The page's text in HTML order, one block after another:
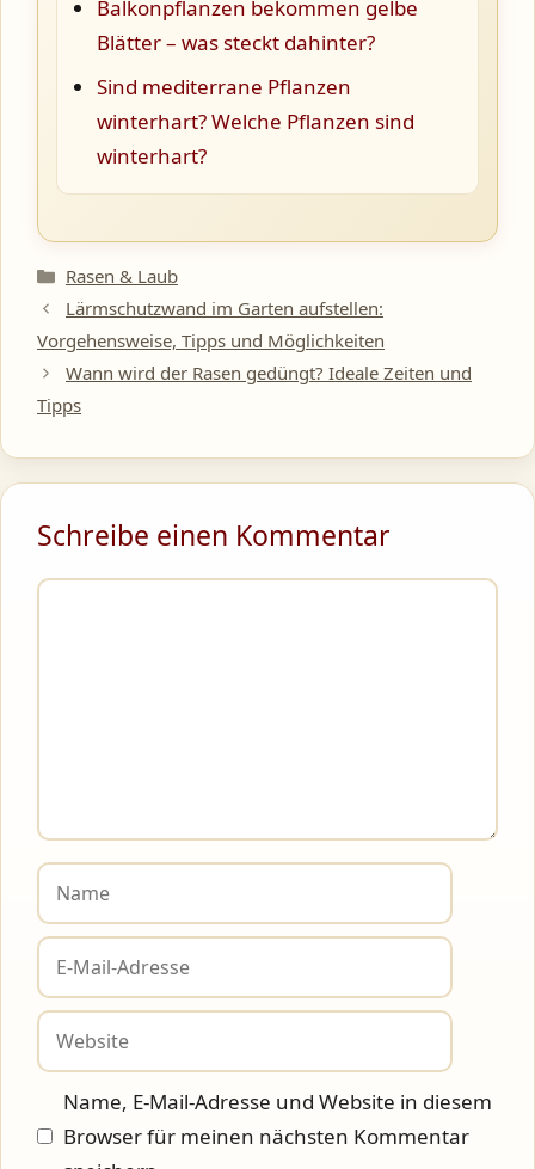
Balkonpflanzen bekommen gelbe
Blätter – was steckt dahinter?
Sind mediterrane Pflanzen
winterhart? Welche Pflanzen sind
winterhart?
Kategorien
Rasen & Laub
Lärmschutzwand im Garten aufstellen:
Vorgehensweise, Tipps und Möglichkeiten
Wann wird der Rasen gedüngt? Ideale Zeiten und
Tipps
Schreibe einen Kommentar
Kommentar
Name
E-
Mail-
Adresse
Website
Name, E-Mail-Adresse und Website in diesem
Browser für meinen nächsten Kommentar